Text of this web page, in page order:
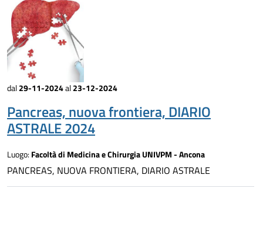
dal29-11-2024al23-12-2024
Pancreas, nuova frontiera, DIARIO
ASTRALE 2024
Luogo: Facoltà di Medicina e Chirurgia UNIVPM - Ancona
PANCREAS, NUOVA FRONTIERA, DIARIO ASTRALE